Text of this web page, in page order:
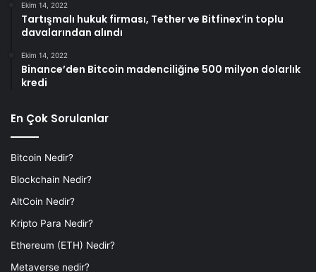
Ekim 14, 2022
Tartışmalı hukuk firması, Tether ve Bitfinex’in toplu
davalarından alındı
Ekim 14, 2022
Binance’den Bitcoin madenciliğine 500 milyon dolarlık
kredi
En Çok Sorulanlar
Bitcoin Nedir?
Blockchain Nedir?
AltCoin Nedir?
Kripto Para Nedir?
Ethereum (ETH) Nedir?
Metaverse nedir?